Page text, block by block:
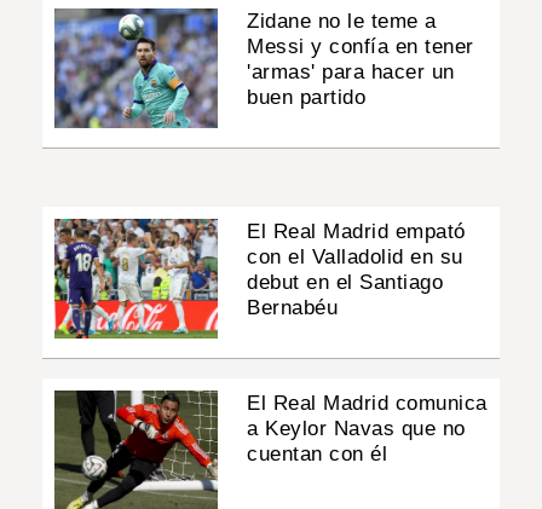
Zidane no le teme a
Messi y confía en tener
'armas' para hacer un
buen partido
El Real Madrid empató
con el Valladolid en su
debut en el Santiago
Bernabéu
El Real Madrid comunica
a Keylor Navas que no
cuentan con él